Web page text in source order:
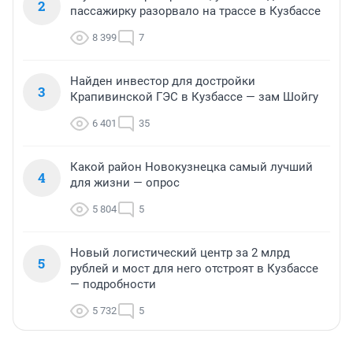
2
пассажирку разорвало на трассе в Кузбассе
8 399 7
3
Найден инвестор для достройки
Крапивинской ГЭС в Кузбассе — зам Шойгу
6 401 35
4
Какой район Новокузнецка самый лучший
для жизни — опрос
5 804 5
5
Новый логистический центр за 2 млрд
рублей и мост для него отстроят в Кузбассе
— подробности
5 732 5